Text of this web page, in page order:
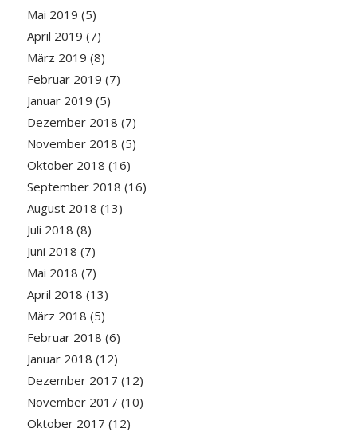
Mai 2019 (5)
April 2019 (7)
März 2019 (8)
Februar 2019 (7)
Januar 2019 (5)
Dezember 2018 (7)
November 2018 (5)
Oktober 2018 (16)
September 2018 (16)
August 2018 (13)
Juli 2018 (8)
Juni 2018 (7)
Mai 2018 (7)
April 2018 (13)
März 2018 (5)
Februar 2018 (6)
Januar 2018 (12)
Dezember 2017 (12)
November 2017 (10)
Oktober 2017 (12)